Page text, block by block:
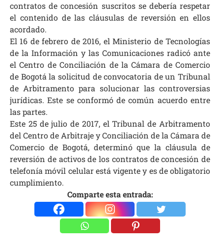
contratos de concesión suscritos se debería respetar
el contenido de las cláusulas de reversión en ellos
acordado.
El 16 de febrero de 2016, el Ministerio de Tecnologías
de la Información y las Comunicaciones radicó ante
el Centro de Conciliación de la Cámara de Comercio
de Bogotá la solicitud de convocatoria de un Tribunal
de Arbitramento para solucionar las controversias
jurídicas. Este se conformó de común acuerdo entre
las partes.
Este 25 de julio de 2017, el Tribunal de Arbitramento
del Centro de Arbitraje y Conciliación de la Cámara de
Comercio de Bogotá, determinó que la cláusula de
reversión de activos de los contratos de concesión de
telefonía móvil celular está vigente y es de obligatorio
cumplimiento.
Comparte esta entrada: